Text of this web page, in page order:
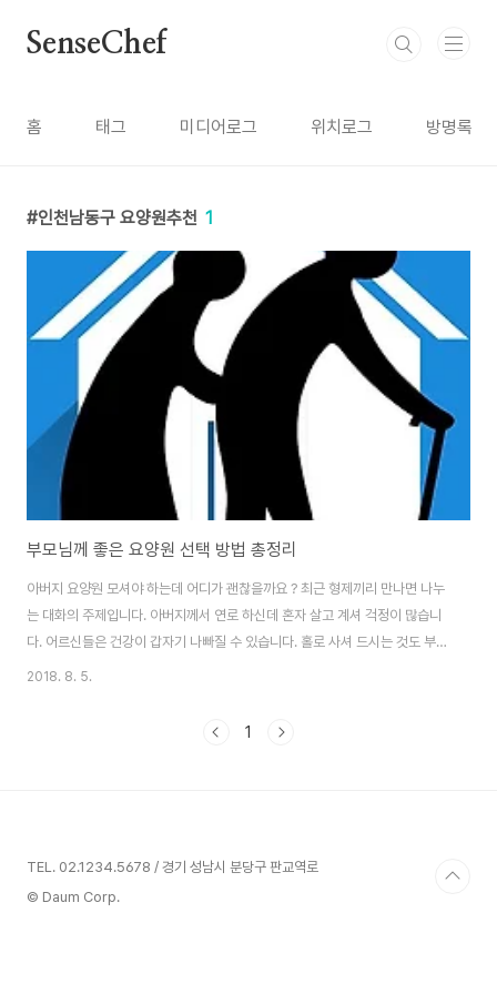
SenseChef
홈 태그 미디어로그 위치로그 방명록
인천남동구 요양원추천 1
부모님께 좋은 요양원 선택 방법 총정리
아버지 요양원 모셔야 하는데 어디가 괜찮을까요 ? 최근 형제끼리 만나면 나누
는 대화의 주제입니다. 아버지께서 연로 하신데 혼자 살고 계셔 걱정이 많습니
다. 어르신들은 건강이 갑자기 나빠질 수 있습니다. 홀로 사셔 드시는 것도 부실
하다면 더욱 걱정입니다. 갑자기 덥거나 추워지면 몸이 환경 변화를 견디지 못
자 살고 계신 부모님이 돌아가셔 낙담한 경우를 꽤 보았습니다. 그분들은 슬픔
2018. 8. 5.
1
TEL. 02.1234.5678 / 경기 성남시 분당구 판교역로
© Daum Corp.